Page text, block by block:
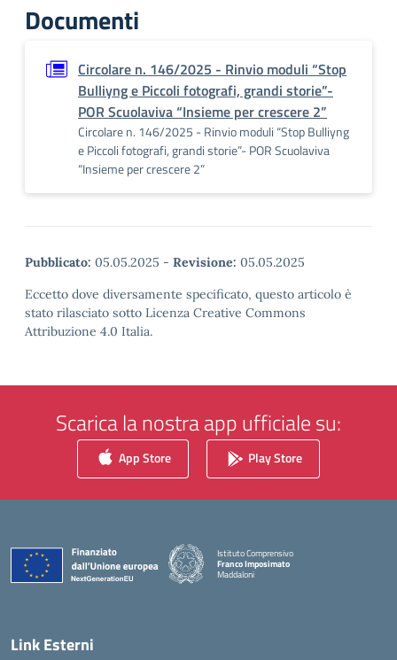
Documenti
Circolare n. 146/2025 - Rinvio moduli “Stop
Bulliyng e Piccoli fotografi, grandi storie”-
POR Scuolaviva “Insieme per crescere 2”
Circolare n. 146/2025 - Rinvio moduli “Stop Bulliyng
e Piccoli fotografi, grandi storie”- POR Scuolaviva
“Insieme per crescere 2”
Pubblicato: 05.05.2025 - Revisione: 05.05.2025
Eccetto dove diversamente specificato, questo articolo è
stato rilasciato sotto Licenza Creative Commons
Attribuzione 4.0 Italia.
Scarica la nostra app ufficiale su:
App Store Play Store
Istituto Comprensivo
Franco Imposimato
Maddaloni
Link Esterni